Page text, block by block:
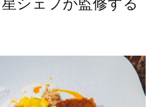
シェフが監修する